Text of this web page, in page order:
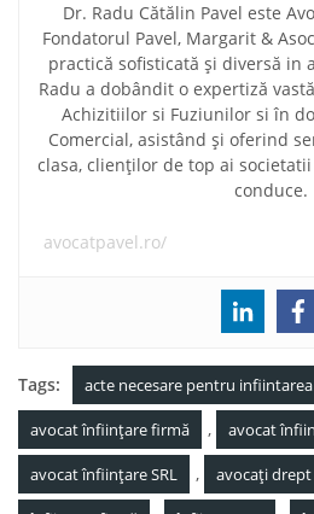
Dr. Radu Cătălin Pavel este
Fondatorul Pavel, Margarit &
practică sofisticată și diversă in
Radu a dobândit o expertiză
Achizitiilor si Fuziunilor si în
Comercial, asistând și oferind
clasa, clienților de top ai
conduce.
avocatpavel.ro/
Tags: acte necesare pentru
avocat înființare firmă , avocat
avocat înființare SRL , avocați